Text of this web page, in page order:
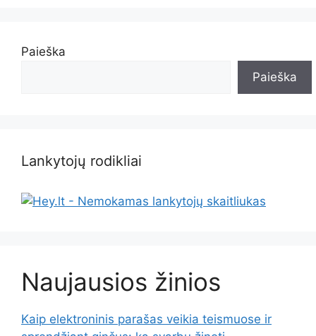
Paieška
Paieška
Lankytojų rodikliai
Naujausios žinios
Kaip elektroninis parašas veikia teismuose ir